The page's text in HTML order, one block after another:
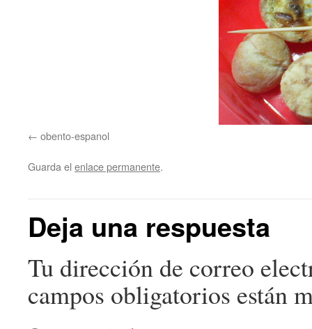
obento-espanol
Guarda el enlace permanente.
Deja una respuesta
Tu dirección de correo
campos obligatorios están